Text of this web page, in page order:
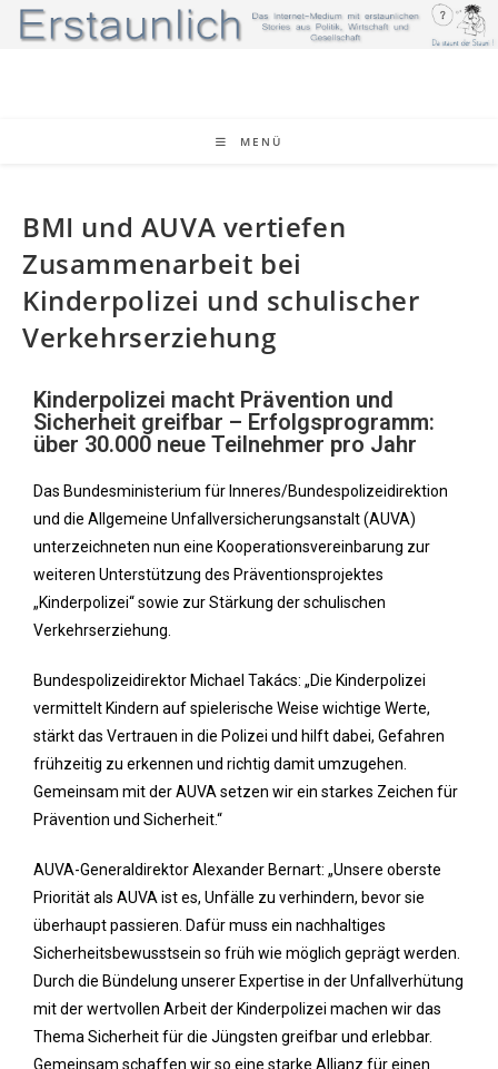
MENÜ
BMI und AUVA vertiefen
Zusammenarbeit bei
Kinderpolizei und schulischer
Verkehrserziehung
Kinderpolizei macht Prävention und
Sicherheit greifbar – Erfolgsprogramm:
über 30.000 neue Teilnehmer pro Jahr
Das Bundesministerium für Inneres/Bundespolizeidirektion
und die Allgemeine Unfallversicherungsanstalt (AUVA)
unterzeichneten nun eine Kooperationsvereinbarung zur
weiteren Unterstützung des Präventionsprojektes
„Kinderpolizei“ sowie zur Stärkung der schulischen
Verkehrserziehung.
Bundespolizeidirektor Michael Takács: „Die Kinderpolizei
vermittelt Kindern auf spielerische Weise wichtige Werte,
stärkt das Vertrauen in die Polizei und hilft dabei, Gefahren
frühzeitig zu erkennen und richtig damit umzugehen.
Gemeinsam mit der AUVA setzen wir ein starkes Zeichen für
Prävention und Sicherheit.“
AUVA-Generaldirektor Alexander Bernart: „Unsere oberste
Priorität als AUVA ist es, Unfälle zu verhindern, bevor sie
überhaupt passieren. Dafür muss ein nachhaltiges
Sicherheitsbewusstsein so früh wie möglich geprägt werden.
Durch die Bündelung unserer Expertise in der Unfallverhütung
mit der wertvollen Arbeit der Kinderpolizei machen wir das
Thema Sicherheit für die Jüngsten greifbar und erlebbar.
Gemeinsam schaffen wir so eine starke Allianz für einen